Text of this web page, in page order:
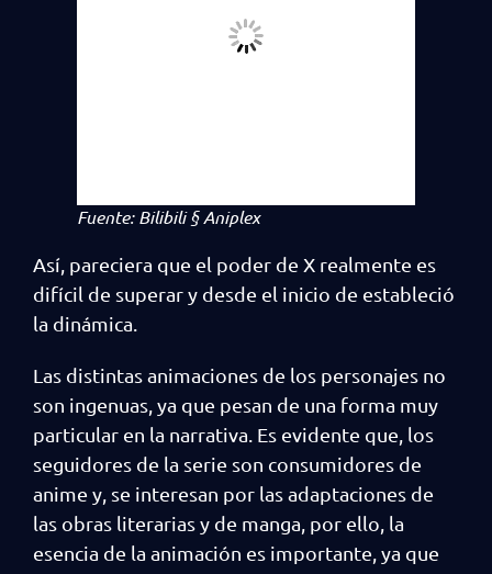
Fuente: Bilibili § Aniplex
Así, pareciera que el poder de X realmente es
difícil de superar y desde el inicio de estableció
la dinámica.
Las distintas animaciones de los personajes no
son ingenuas, ya que pesan de una forma muy
particular en la narrativa. Es evidente que, los
seguidores de la serie son consumidores de
anime y, se interesan por las adaptaciones de
las obras literarias y de manga, por ello, la
esencia de la animación es importante, ya que